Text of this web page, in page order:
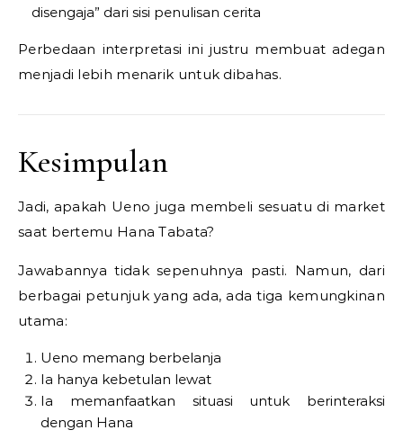
disengaja” dari sisi penulisan cerita
Perbedaan interpretasi ini justru membuat adegan
menjadi lebih menarik untuk dibahas.
Kesimpulan
Jadi, apakah Ueno juga membeli sesuatu di market
saat bertemu Hana Tabata?
Jawabannya tidak sepenuhnya pasti. Namun, dari
berbagai petunjuk yang ada, ada tiga kemungkinan
utama:
Ueno memang berbelanja
Ia hanya kebetulan lewat
Ia memanfaatkan situasi untuk berinteraksi
dengan Hana